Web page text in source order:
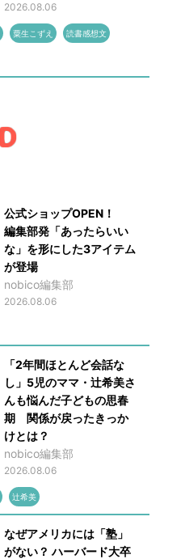
2026.08.06
粟生こずえ 読書感想文
公式ショップOPEN！
編集部発「あったらいい
な」を形にした3アイテム
が登場
nobico編集部
2026.08.06
「2年間ほとんど会話な
し」5児のママ・辻希美さ
んも悩んだ子どもの思春
期 関係が戻ったきっか
けとは？
nobico編集部
2026.08.06
辻希美
なぜアメリカには「塾」
がない？ ハーバード大卒